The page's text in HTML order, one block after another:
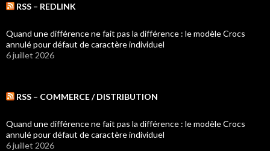
RSS – REDLINK
Quand une différence ne fait pas la différence : le modèle Crocs
annulé pour défaut de caractère individuel
6 juillet 2026
RSS – COMMERCE / DISTRIBUTION
Quand une différence ne fait pas la différence : le modèle Crocs
annulé pour défaut de caractère individuel
6 juillet 2026